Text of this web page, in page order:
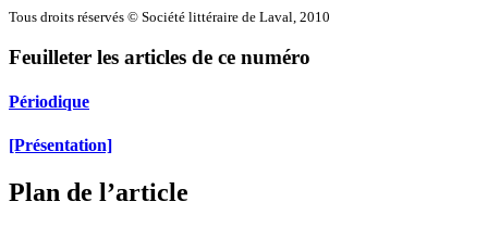
Tous droits réservés © Société littéraire de Laval, 2010
Feuilleter les articles de ce numéro
Périodique
[Présentation]
Plan de l’article